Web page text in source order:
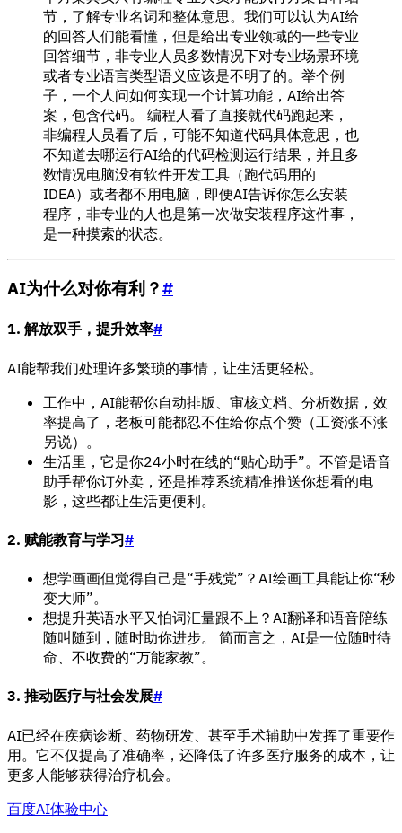
节，了解专业名词和整体意思。我们可以认为AI给
的回答人们能看懂，但是给出专业领域的一些专业
回答细节，非专业人员多数情况下对专业场景环境
或者专业语言类型语义应该是不明了的。举个例
子，一个人问如何实现一个计算功能，AI给出答
案，包含代码。 编程人看了直接就代码跑起来，
非编程人员看了后，可能不知道代码具体意思，也
不知道去哪运行AI给的代码检测运行结果，并且多
数情况电脑没有软件开发工具（跑代码用的
IDEA）或者都不用电脑，即便AI告诉你怎么安装
程序，非专业的人也是第一次做安装程序这件事，
是一种摸索的状态。
AI为什么对你有利？#
1. 解放双手，提升效率#
AI能帮我们处理许多繁琐的事情，让生活更轻松。
工作中，AI能帮你自动排版、审核文档、分析数据，效
率提高了，老板可能都忍不住给你点个赞（工资涨不涨
另说）。
生活里，它是你24小时在线的“贴心助手”。不管是语音
助手帮你订外卖，还是推荐系统精准推送你想看的电
影，这些都让生活更便利。
2. 赋能教育与学习#
想学画画但觉得自己是“手残党”？AI绘画工具能让你“秒
变大师”。
想提升英语水平又怕词汇量跟不上？AI翻译和语音陪练
随叫随到，随时助你进步。 简而言之，AI是一位随时待
命、不收费的“万能家教”。
3. 推动医疗与社会发展#
AI已经在疾病诊断、药物研发、甚至手术辅助中发挥了重要作
用。它不仅提高了准确率，还降低了许多医疗服务的成本，让
更多人能够获得治疗机会。
百度AI体验中心